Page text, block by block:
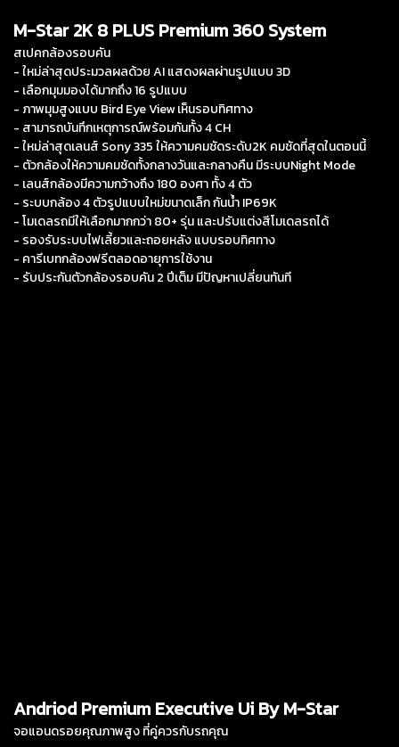
M-Star 2K 8 PLUS Premium 360 System
สเปคกล้องรอบคัน
- ใหม่ล่าสุดประมวลผลด้วย AI แสดงผลผ่านรูปแบบ 3D
- เลือกมุมมองได้มากถึง 16 รูปแบบ
- ภาพมุมสูงแบบ Bird Eye View เห็นรอบทิศทาง
- สามารถบันทึกเหตุการณ์พร้อมกันทั้ง 4 CH
- ใหม่ล่าสุดเลนส์ Sony 335 ให้ความคมชัดระดับ2K คมชัดที่สุดในตอนนี้
- ตัวกล้องให้ความคมชัดทั้งกลางวันและกลางคืน มีระบบNight Mode
- เลนส์กล้องมีความกว้างถึง 180 องศา ทั้ง 4 ตัว
- ระบบกล้อง 4 ตัวรูปแบบใหม่ขนาดเล็ก กันน้ำ IP69K
- โมเดลรถมีให้เลือกมากกว่า 80+ รุ่น และปรับแต่งสีโมเดลรถได้
- รองรับระบบไฟเลี้ยวและถอยหลัง แบบรอบทิศทาง
- คารีเบทกล้องฟรีตลอดอายุการใช้งาน
- รับประกันตัวกล้องรอบคัน 2 ปีเต็ม มีปัญหาเปลี่ยนทันที
Andriod Premium Executive Ui By M-Star
จอแอนดรอยคุณภาพสูง ที่คู่ควรกับรถคุณ